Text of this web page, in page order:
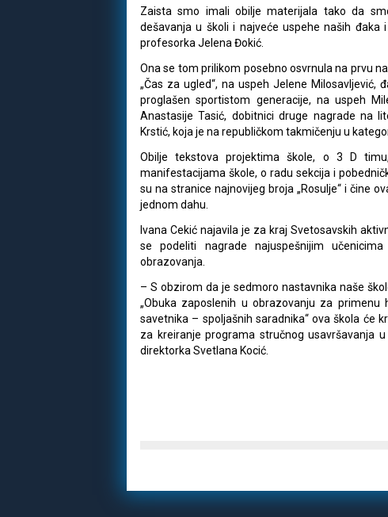
Zaista smo imali obilje materijala tako da
dešavanja u školi i najveće uspehe naših đaka
profesorka Jelena Đokić.
Ona se tom prilikom posebno osvrnula na prvu
„Čas za ugled“, na uspeh Jelene Milosavljević,
proglašen sportistom generacije, na uspeh
Anastasije Tasić, dobitnici druge nagrade na
Krstić, koja je na republičkom takmičenju u
Obilje tekstova projektima škole, o 3 D
manifestacijama škole, o radu sekcija i
su na stranice najnovijeg broja „Rosulje“ i čine
jednom dahu.
Ivana Cekić najavila je za kraj Svetosavskih
se podeliti nagrade najuspešnijim
obrazovanja.
– S obzirom da je sedmoro nastavnika naše
„Obuka zaposlenih u obrazovanju za
savetnika – spoljašnih saradnika“ ova škola će
za kreiranje programa stručnog usavršavanja
direktorka Svetlana Kocić.